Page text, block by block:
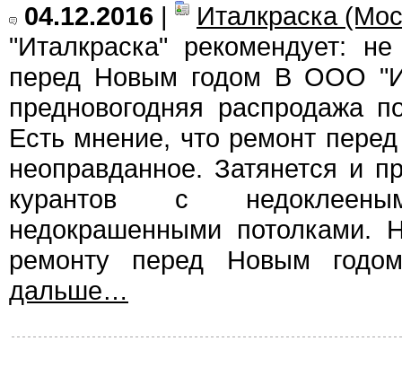
04.12.2016 |
Италкраска
"Италкраска" рекомендует: не
перед Новым годом В ООО
предновогодняя распродажа
Есть мнение, что ремонт
неоправданное. Затянется и
курантов с
недокрашенными потолками.
ремонту перед Новым
дальше…